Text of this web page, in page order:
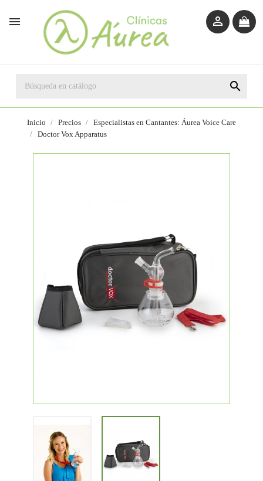
 

Inicio Precios
Especialistas en Cantantes: Áurea Voice Care
Doctor Vox Apparatus